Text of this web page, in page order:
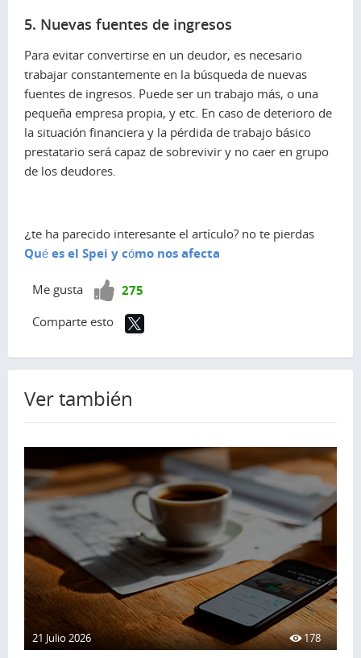
5. Nuevas fuentes de ingresos
Para evitar convertirse en un deudor, es necesario
trabajar constantemente en la búsqueda de nuevas
fuentes de ingresos. Puede ser un trabajo más, o una
pequeña empresa propia, y etc. En caso de deterioro de
la situación financiera y la pérdida de trabajo básico
prestatario será capaz de sobrevivir y no caer en grupo
de los deudores.
¿te ha parecido interesante el artículo? no te pierdas
Qué es el Spei y cómo nos afecta
Me gusta
¡Vota275
Comparte esto
Ver también
21 Julio 2026 178